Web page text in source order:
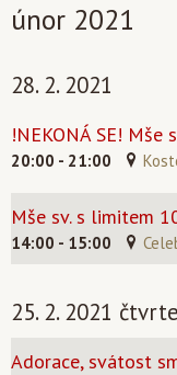
únor 2021
28. 2. 2021
!NEKONÁ SE! Mše
20:00 - 21:00
Mše sv. s limitem
14:00 - 15:00
25. 2. 2021
Adorace, svátost